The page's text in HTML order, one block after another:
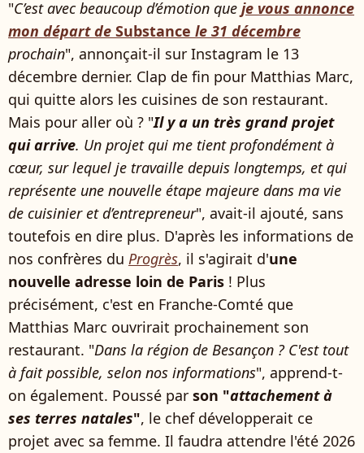
"C’est avec beaucoup d’émotion que je vous annonce
mon départ de Substance le 31 décembre
prochain", annonçait-il sur Instagram le 13
décembre dernier. Clap de fin pour Matthias Marc,
qui quitte alors les cuisines de son restaurant.
Mais pour aller où ? "Il y a un très grand projet
qui arrive. Un projet qui me tient profondément à
cœur, sur lequel je travaille depuis longtemps, et qui
représente une nouvelle étape majeure dans ma vie
de cuisinier et d’entrepreneur", avait-il ajouté, sans
toutefois en dire plus. D'après les informations de
nos confrères du Progrès, il s'agirait d'une
nouvelle adresse loin de Paris ! Plus
précisément, c'est en Franche-Comté que
Matthias Marc ouvrirait prochainement son
restaurant. "Dans la région de Besançon ? C'est tout
à fait possible, selon nos informations", apprend-t-
on également. Poussé par son "attachement à
ses terres natales", le chef développerait ce
projet avec sa femme. Il faudra attendre l'été 2026